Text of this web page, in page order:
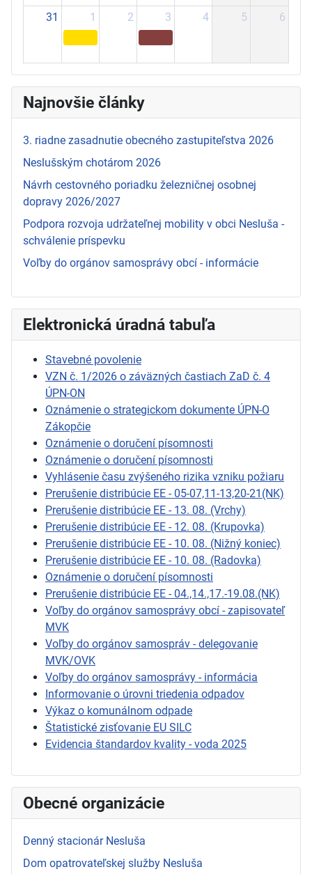
31 1 2 3 4 5 6
Najnovšie články
3. riadne zasadnutie obecného zastupiteľstva 2026
Neslušským chotárom 2026
Návrh cestovného poriadku železničnej osobnej
dopravy 2026/2027
Podpora rozvoja udržateľnej mobility v obci Nesluša -
schválenie príspevku
Voľby do orgánov samosprávy obcí - informácie
Elektronická úradná tabuľa
Stavebné povolenie
VZN č. 1/2026 o záväzných častiach ZaD č. 4
ÚPN-ON
Oznámenie o strategickom dokumente ÚPN-O
Zákopčie
Oznámenie o doručení písomnosti
Oznámenie o doručení písomnosti
Vyhlásenie času zvýšeného rizika vzniku požiaru
Prerušenie distribúcie EE - 05-07,11-13,20-21(NK)
Prerušenie distribúcie EE - 13. 08. (Vrchy)
Prerušenie distribúcie EE - 12. 08. (Krupovka)
Prerušenie distribúcie EE - 10. 08. (Nižný koniec)
Prerušenie distribúcie EE - 10. 08. (Radovka)
Oznámenie o doručení písomnosti
Prerušenie distribúcie EE - 04.,14.,17.-19.08.(NK)
Voľby do orgánov samosprávy obcí - zapisovateľ
MVK
Voľby do orgánov samospráv - delegovanie
MVK/OVK
Voľby do orgánov samosprávy - informácia
Informovanie o úrovni triedenia odpadov
Výkaz o komunálnom odpade
Štatistické zisťovanie EU SILC
Evidencia štandardov kvality - voda 2025
Obecné organizácie
Denný stacionár Nesluša
Dom opatrovateľskej služby Nesluša